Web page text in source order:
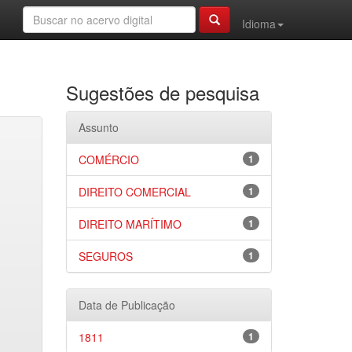
Idioma
Sugestões de pesquisa
Assunto
1
COMÉRCIO
1
DIREITO COMERCIAL
1
DIREITO MARÍTIMO
1
SEGUROS
Data de Publicação
1
1811